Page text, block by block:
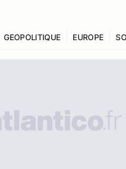
GEOPOLITIQUE EUROPE